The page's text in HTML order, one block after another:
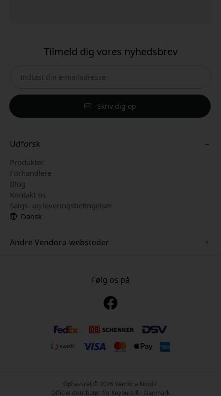
Tilmeld dig vores nyhedsbrev
Skriv dig op
Udforsk
Produkter
Forhandlere
Blog
Kontakt os
Salgs- og leveringsbetingelser
Dansk
Andre Vendora-websteder
www.myfirst.se
Følg os på
Ophavsret © 2026 Vendora Nordic
Officiel distributør for Keybudz® i Danmark